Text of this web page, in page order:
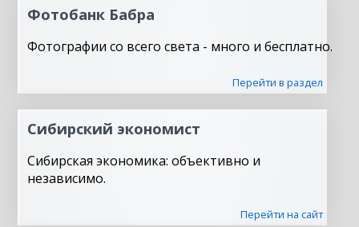
Фотобанк Бабра
Фотографии со всего света - много и бесплатно.
Перейти в раздел
Сибирский экономист
Сибирская экономика: объективно и
независимо.
Перейти на сайт